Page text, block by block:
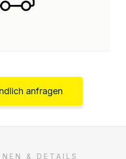
anfragen
& DETAILS